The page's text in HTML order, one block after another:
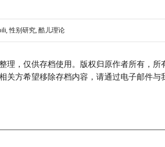
性别研究, 酷儿理论
理，仅供存档使用。版权归原作者所有，所
关方希望移除存档内容，请通过电子邮件与